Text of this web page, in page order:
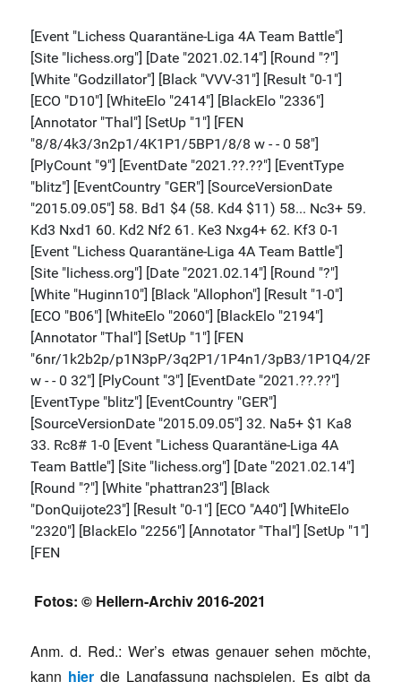
Fotos: © Hellern-Archiv 2016-2021
Anm. d. Red.: Wer’s etwas genauer sehen möchte,
kann hier die Langfassung nachspielen. Es gibt da